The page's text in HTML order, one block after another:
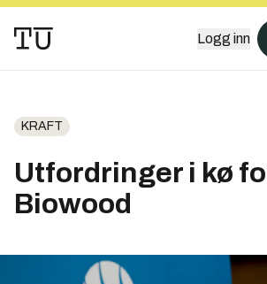
Logg inn
KRAFT
Utfordringer i kø
Biowood